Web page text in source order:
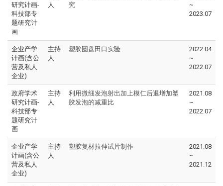
研究计画-
科技部专
题研究计
画
人
究
~
2023.07
企业产学
计画(含公
营及私人
企业)
主持
人
塑胶圆盘田口实验
2022.04
~
2022.07
政府学术
研究计画-
科技部专
题研究计
画
主持
人
利用微细发泡射出加上模仁后退增加塑
胶发泡的减重比
2021.08
~
2022.07
企业产学
计画(含公
营及私人
企业)
主持
人
塑胶复材拉伸试片制作
2021.08
~
2021.12